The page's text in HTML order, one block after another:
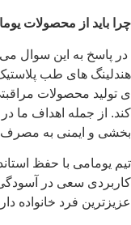
چرا باید از محصولات
در پاسخ به این سوال
هندلینگ های طب
ی تولید محصولات
کند. از جمله اهداف ما
بخشی و ایمنی به مصرف
تیم یومامی با حفظ
کاربردی سعی در
عزیزترین فرد خانواده